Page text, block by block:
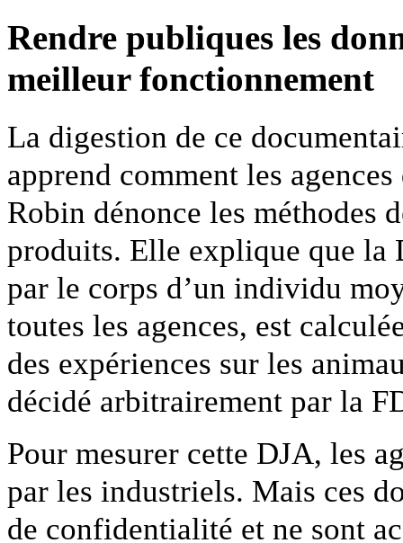
Rendre publiques les
meilleur fonctionnement
La digestion de ce
apprend comment les
Robin dénonce les méthodes
produits. Elle explique que la
par le corps d’un individu
toutes les agences, est
des expériences sur les
décidé arbitrairement par la
Pour mesurer cette DJA, les
par les industriels. Mais ces
de confidentialité et ne sont